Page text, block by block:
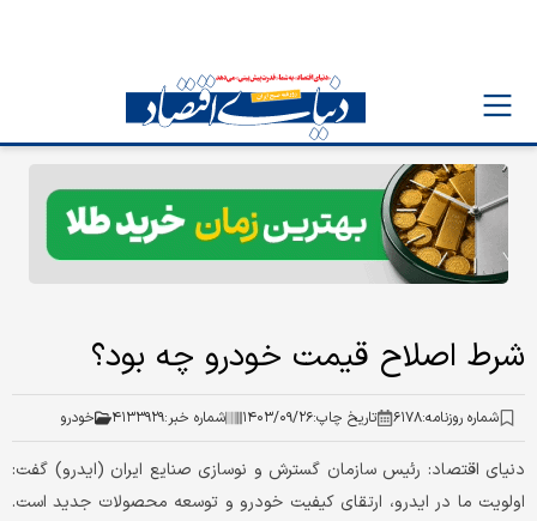
شرط اصلاح قیمت خودرو چه بود؟
شماره روزنامه:۶۱۷۸ تاریخ چاپ:۱۴۰۳/۰۹/۲۶ شماره خبر:۴۱۳۳۹۲۹ خودرو
دنیای اقتصاد: رئیس سازمان گسترش و نوسازی صنایع ایران (ایدرو) گفت:
اولویت ما در ایدرو، ارتقای کیفیت خودرو و توسعه محصولات جدید است.